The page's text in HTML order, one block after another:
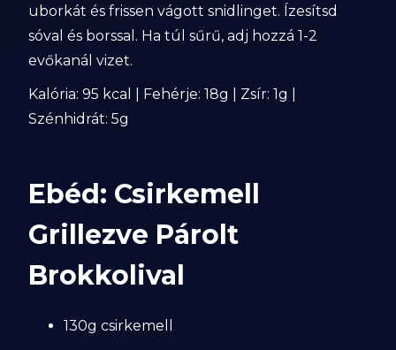
uborkát és frissen vágott snidlinget. Ízesítsd
sóval és borssal. Ha túl sűrű, adj hozzá 1-2
evőkanál vizet.
Kalória: 95 kcal | Fehérje: 18g | Zsír: 1g |
Szénhidrát: 5g
Ebéd: Csirkemell
Grillezve Párolt
Brokkolival
130g csirkemell